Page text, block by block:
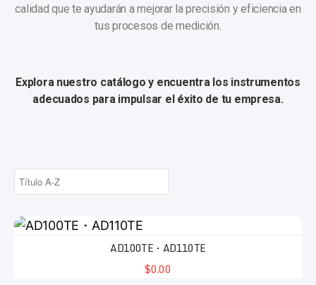
calidad que te ayudarán a mejorar la precisión y eficiencia en
tus procesos de medición.
Explora nuestro catálogo y encuentra los instrumentos
adecuados para impulsar el éxito de tu empresa.
AD100TE・AD110TE
$0.00